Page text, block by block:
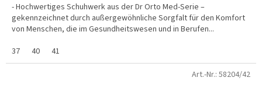
- Hochwertiges Schuhwerk aus der Dr Orto Med-Serie –
gekennzeichnet durch außergewöhnliche Sorgfalt für den Komfort
von Menschen, die im Gesundheitswesen und in Berufen...
37
40 41
Art.-Nr.: 58204/42